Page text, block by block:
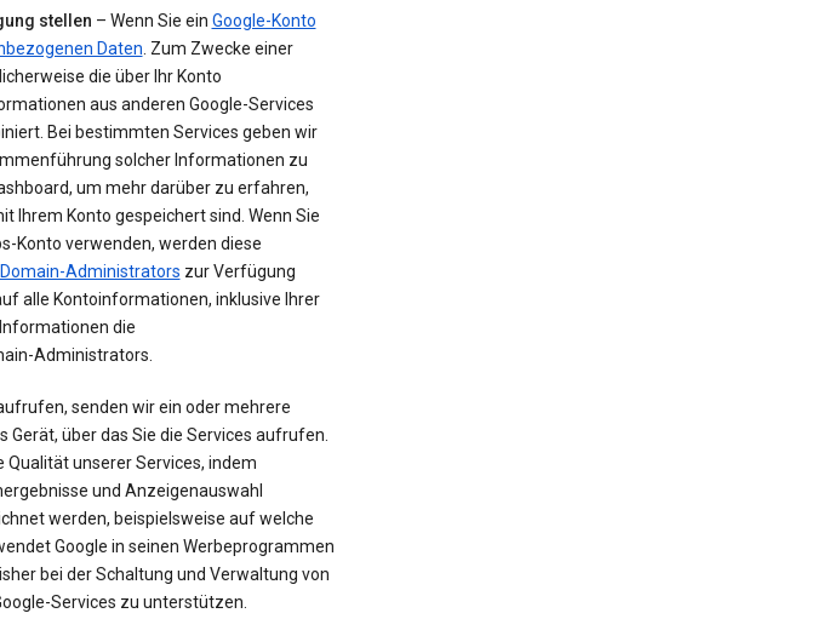
stellen – Wenn Sie ein Google-Konto
Daten . Zum Zwecke einer
die über Ihr Konto
aus anderen Google-Services
Bei bestimmten Services geben wir
solcher Informationen zu
um mehr darüber zu erfahren,
Ihrem Konto gespeichert sind. Wenn Sie
Konto verwenden, werden diese
Administrators zur Verfügung
alle Kontoinformationen, inklusive Ihrer
die
Administrators.
senden wir ein oder mehrere
Gerät, über das Sie die Services aufrufen.
Qualität unserer Services, indem
und Anzeigenauswahl
werden, beispielsweise auf welche
Google in seinen Werbeprogrammen
bei der Schaltung und Verwaltung von
Services zu unterstützen.